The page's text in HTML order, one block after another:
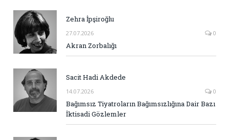
Zehra İpşiroğlu
27.07.2026 0
Akran Zorbalığı
Sacit Hadi Akdede
14.07.2026 0
Bağımsız Tiyatroların Bağımsızlığına Dair Bazı
İktisadi Gözlemler